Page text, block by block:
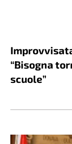
“Bisogna
scuole”